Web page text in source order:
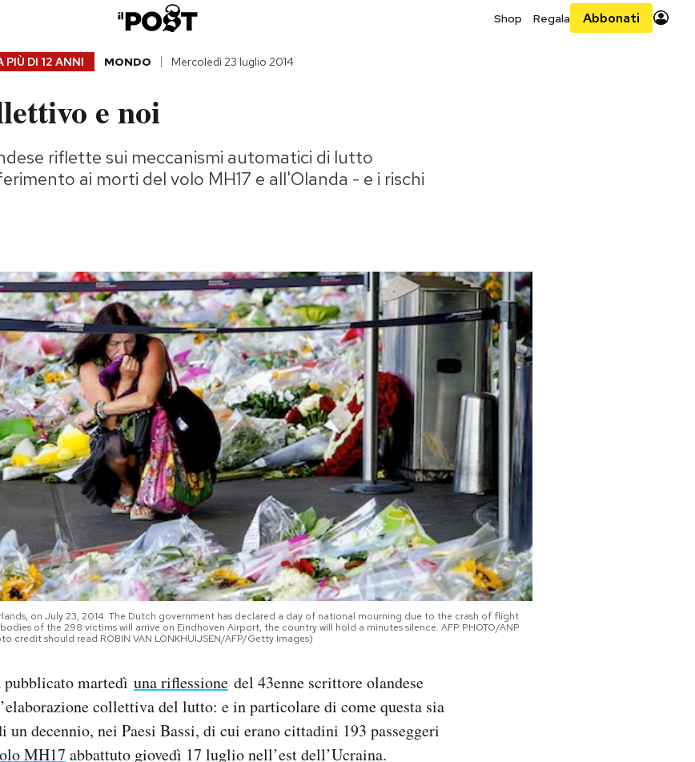
Shop Regala Abbonati
PIÙ DI 12 ANNI MONDO Mercoledì 23 luglio 2014
e noi
riflette sui meccanismi automatici di lutto
ai morti del volo MH17 e all'Olanda - e i rischi
on July 23, 2014. The Dutch government has declared a day of national mourning due to the crash of flight
of the 298 victims will arrive on Eindhoven Airport, the country will hold a minutes silence. AFP PHOTO/ANP
credit should read ROBIN VAN LONKHUIJSEN/AFP/Getty Images)
pubblicato martedì una riflessione del 43enne scrittore olandese
collettiva del lutto: e in particolare di come questa sia
un decennio, nei Paesi Bassi, di cui erano cittadini 193 passeggeri
MH17 abbattuto giovedì 17 luglio nell’est dell’Ucraina.